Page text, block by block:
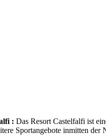
: Das Resort Castelfalfi ist
Sportangebote inmitten der